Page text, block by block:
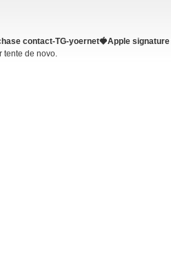
contact-TG-yoernet🍓Apple
de novo.